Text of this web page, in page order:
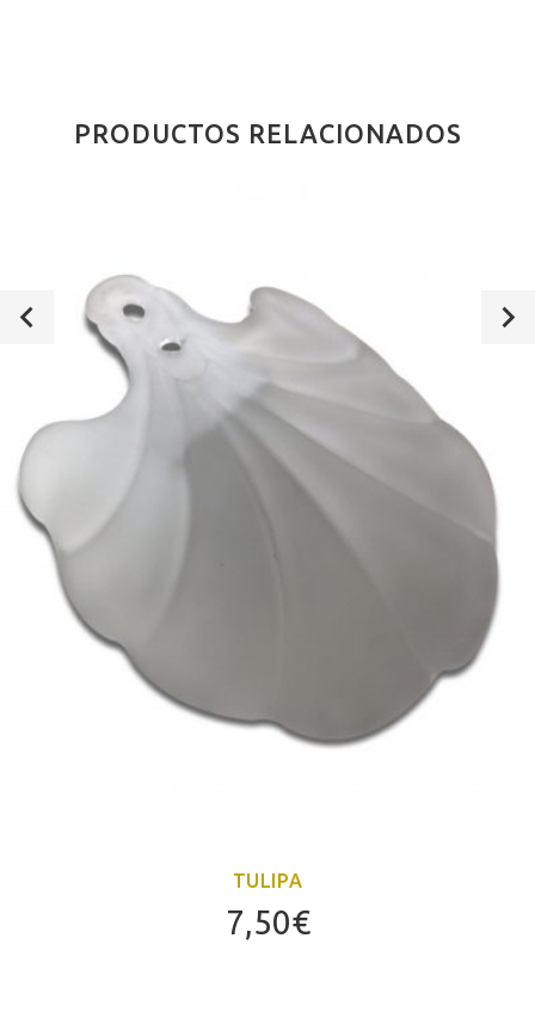
PRODUCTOS RELACIONADOS
TULIPA
7,50€